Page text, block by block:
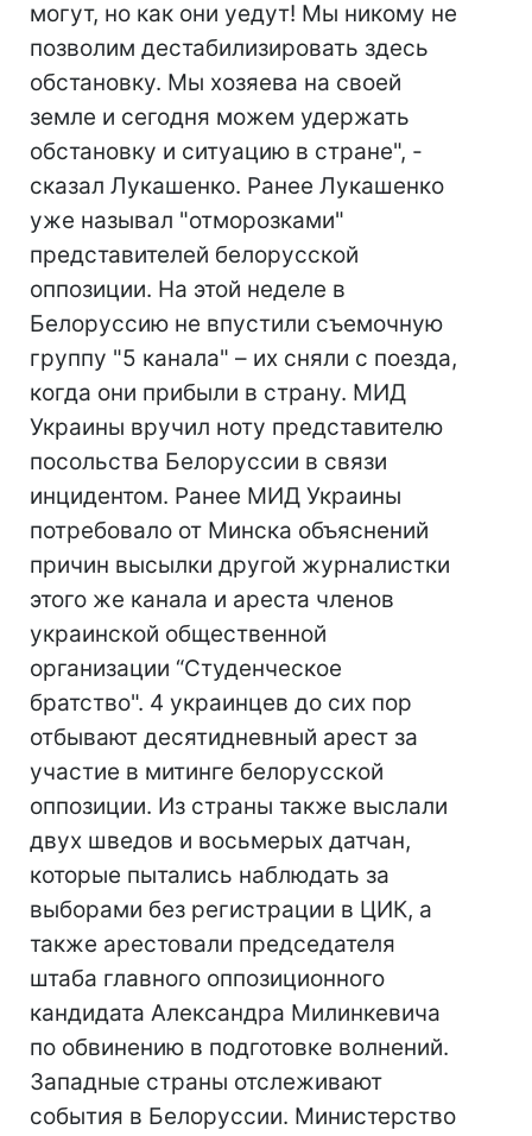
могут, но как они уедут! Мы никому не
позволим дестабилизировать здесь
обстановку. Мы хозяева на своей
земле и сегодня можем удержать
обстановку и ситуацию в стране", -
сказал Лукашенко. Ранее Лукашенко
уже называл "отморозками"
представителей белорусской
оппозиции. На этой неделе в
Белоруссию не впустили съемочную
группу "5 канала" – их сняли с поезда,
когда они прибыли в страну. МИД
Украины вручил ноту представителю
посольства Белоруссии в связи
инцидентом. Ранее МИД Украины
потребовало от Минска объяснений
причин высылки другой журналистки
этого же канала и ареста членов
украинской общественной
организации “Студенческое
братство". 4 украинцев до сих пор
отбывают десятидневный арест за
участие в митинге белорусской
оппозиции. Из страны также выслали
двух шведов и восьмерых датчан,
которые пытались наблюдать за
выборами без регистрации в ЦИК, а
также арестовали председателя
штаба главного оппозиционного
кандидата Александра Милинкевича
по обвинению в подготовке волнений.
Западные страны отслеживают
события в Белоруссии. Министерство